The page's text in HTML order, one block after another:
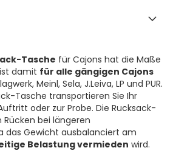
Tasche für Cajons hat die Maße
damit für alle gängigen Cajons
Meinl, Sela, J.Leiva, LP und PUR.
Tasche transportieren Sie Ihr
oder zur Probe. Die Rucksack-
bei längeren
das Gewicht ausbalanciert am
Belastung vermieden wird.